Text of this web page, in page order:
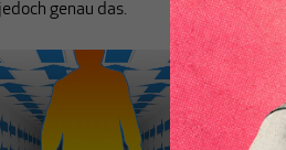
genau das.